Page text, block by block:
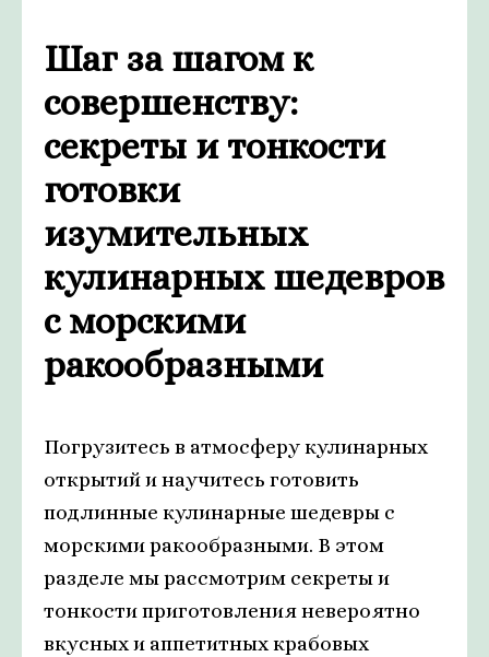
Шаг за шагом к
совершенству:
секреты и тонкости
готовки
изумительных
кулинарных шедевров
с морскими
ракообразными
Погрузитесь в атмосферу кулинарных
открытий и научитесь готовить
подлинные кулинарные шедевры с
морскими ракообразными. В этом
разделе мы рассмотрим секреты и
тонкости приготовления невероятно
вкусных и аппетитных крабовых